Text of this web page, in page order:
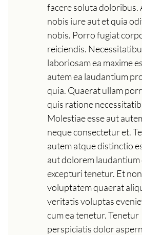
facere soluta doloribus.
nobis iure aut et quia
nobis. Porro fugiat
reiciendis.
laboriosam ea maxime
autem ea laudantium
quia. Quaerat ullam
quis ratione
Molestiae esse aut
neque consectetur et.
autem atque distinctio
aut dolorem laudantium
excepturi tenetur. Et
voluptatem quaerat
veritatis voluptas
cum ea tenetur. Tenetur
perspiciatis dolor